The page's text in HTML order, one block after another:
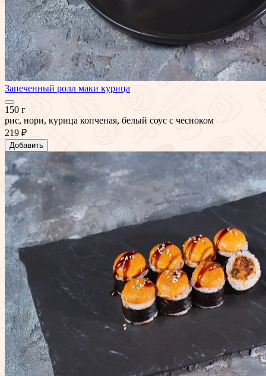
Запеченный ролл маки курица
150 г
рис, нори, курица копченая, белый соус с чесноком
219 ₽
Добавить